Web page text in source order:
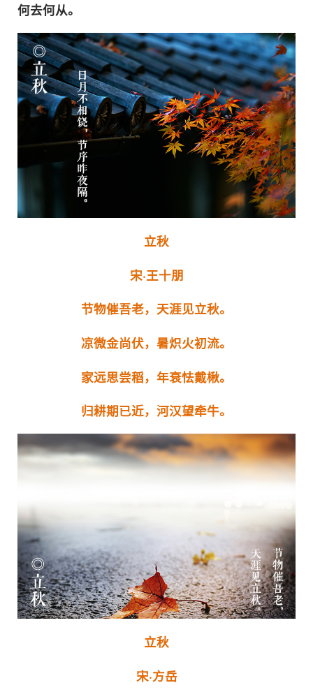
何去何从。
立秋
宋·王十朋
节物催吾老，天涯见立秋。
凉微金尚伏，暑炽火初流。
家远思尝稻，年衰怯戴楸。
归耕期已近，河汉望牵牛。
立秋
宋·方岳